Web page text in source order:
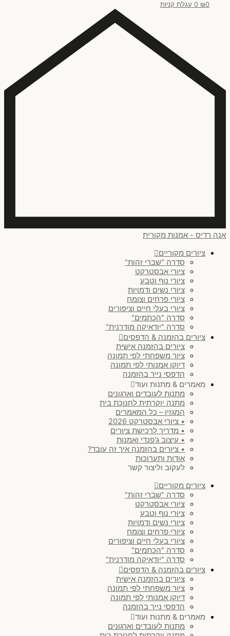
₪0
0 עגלת קניות
אנה רדיס - אמנות מקורית
ציורים מקוריים
סדרה "שברי זהות"
ציורי אבסטרקט
ציורי נוף וטבע
ציורי נשים ודמויות
ציורי פרחים וצומח
ציורי בעלי חיים וציפורים
סדרה "הכתמים"
סדרה "יודאיקה מודרנית"
ציורים בהזמנה & הדפסים
ציורים בהזמנה אישית
ציור משפחתי לפי תמונה
דיוקן אמנותי לפי תמונה
הדפסי נייר בהזמנה
מאמרים & מתנות ועוד
מתנות לעובדים וארגונים
מתנה יוקרתית לחנוכת בית
המגזין – כל המאמרים
• ציורי אבסטרקט 2026
• מדריך לרכישת ציורים
• עיצוב ג'פנדי ואמנות
• ציורים בהזמנה איך זה עובד?
אודות ותערוכות
לעקוב וליצור קשר
ציורים מקוריים
סדרה "שברי זהות"
ציורי אבסטרקט
ציורי נוף וטבע
ציורי נשים ודמויות
ציורי פרחים וצומח
ציורי בעלי חיים וציפורים
סדרה "הכתמים"
סדרה "יודאיקה מודרנית"
ציורים בהזמנה & הדפסים
ציורים בהזמנה אישית
ציור משפחתי לפי תמונה
דיוקן אמנותי לפי תמונה
הדפסי נייר בהזמנה
מאמרים & מתנות ועוד
מתנות לעובדים וארגונים